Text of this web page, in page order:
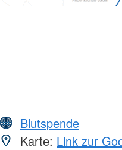
Blutspende
Karte: Link zur